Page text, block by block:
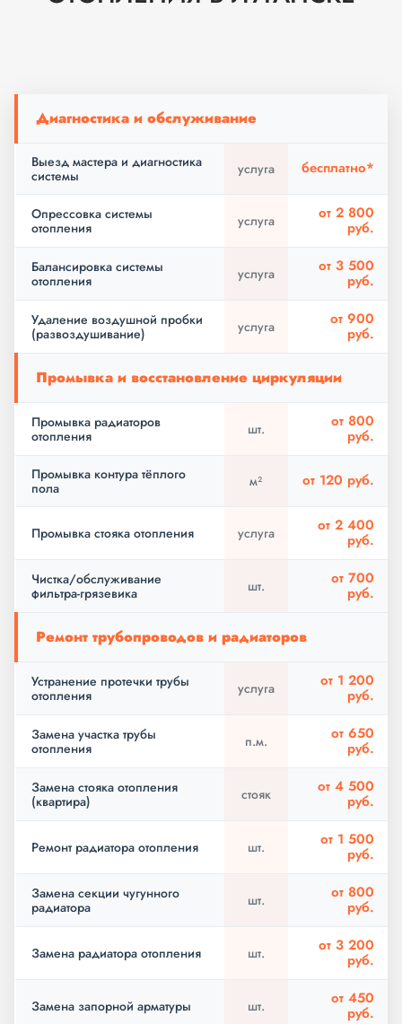
Диагностика и обслуживание
Выезд мастера и диагностика
системы
услуга бесплатно*
Опрессовка системы
отопления
услуга от 2 800
руб.
Балансировка системы
отопления
услуга от 3 500
руб.
Удаление воздушной пробки
(развоздушивание)
услуга от 900
руб.
Промывка и восстановление циркуляции
Промывка радиаторов
отопления
шт. от 800
руб.
Промывка контура тёплого
пола
м² от 120 руб.
Промывка стояка отопления услуга от 2 400
руб.
Чистка/обслуживание
фильтра-грязевика
шт. от 700
руб.
Ремонт трубопроводов и радиаторов
Устранение протечки трубы
отопления
услуга от 1 200
руб.
Замена участка трубы
отопления
п.м. от 650
руб.
Замена стояка отопления
(квартира)
стояк от 4 500
руб.
Ремонт радиатора отопления шт. от 1 500
руб.
Замена секции чугунного
радиатора
шт. от 800
руб.
Замена радиатора отопления шт. от 3 200
руб.
Замена запорной арматуры шт. от 450
руб.